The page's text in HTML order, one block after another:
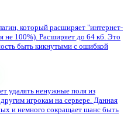
который расширяет "интернет-
не 100%). Расширяет до 64 кб. Это
быть кикнутыми с ошибкой
удалять ненужные поля из
игрокам на сервере. Данная
и немного сокращает шанс быть